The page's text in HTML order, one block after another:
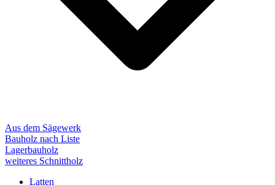
Aus dem Sägewerk
Bauholz nach Liste
Lagerbauholz
weiteres Schnittholz
Latten